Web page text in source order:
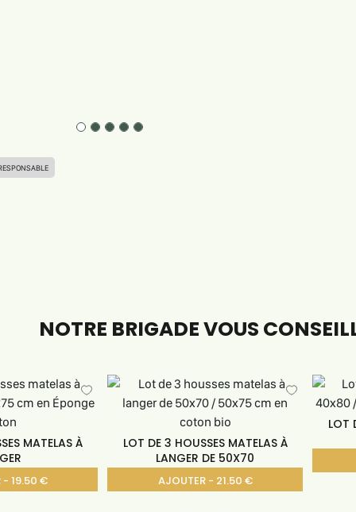
NOTRE BRIGADE VOUS
MATELAS À
- 19.50 €
LOT DE 3 HOUSSES MATELAS À
LANGER DE 50X70
AJOUTER - 21.50 €
LOT